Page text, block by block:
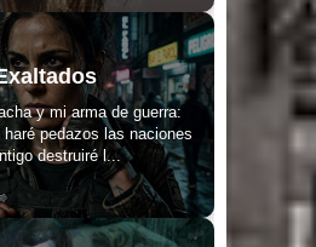
y mi arma de guerra:
pedazos las naciones
destruiré l...